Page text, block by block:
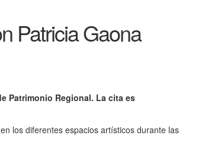
Patricia Gaona
Patrimonio Regional. La cita es
los diferentes espacios artísticos durante las